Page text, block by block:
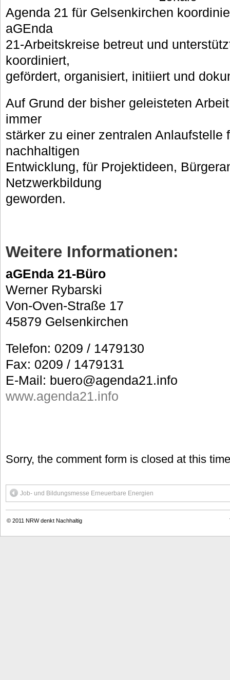
Agenda 21 für Gelsenkirchen
aGEnda
21-Arbeitskreise betreut und
koordiniert,
gefördert, organisiert, initiiert und
Auf Grund der bisher geleisteten
immer
stärker zu einer zentralen Anlaufstelle
nachhaltigen
Entwicklung, für Projektideen,
Netzwerkbildung
geworden.
Weitere Informationen:
aGEnda 21-Büro
Werner Rybarski
Von-Oven-Straße 17
45879 Gelsenkirchen
Telefon: 0209 / 1479130
Fax: 0209 / 1479131
E-Mail: buero@agenda21.info
www.agenda21.info
Sorry, the comment form is closed at this
Job- und Bildungsmesse Erneuerbare Energien
© 2011 NRW denkt Nachhaltig